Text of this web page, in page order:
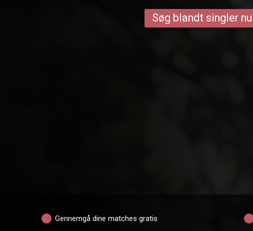
Søg blandt singler nu
Gennemgå dine matches gratis